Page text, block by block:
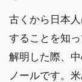
古くから日本
することを知
解明した際、
ノールです。